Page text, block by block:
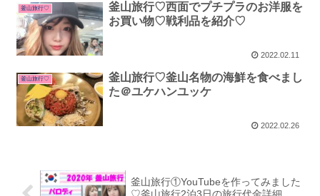
釜山旅行♡
釜山旅行♡西面でプチプラのお洋服を
お買い物♡戦利品を紹介♡
2022.02.11
釜山旅行♡
釜山旅行♡釜山名物の海鮮を食べまし
た＠ユケハンユッケ
2022.02.26
釜山旅行①YouTubeを作ってみました